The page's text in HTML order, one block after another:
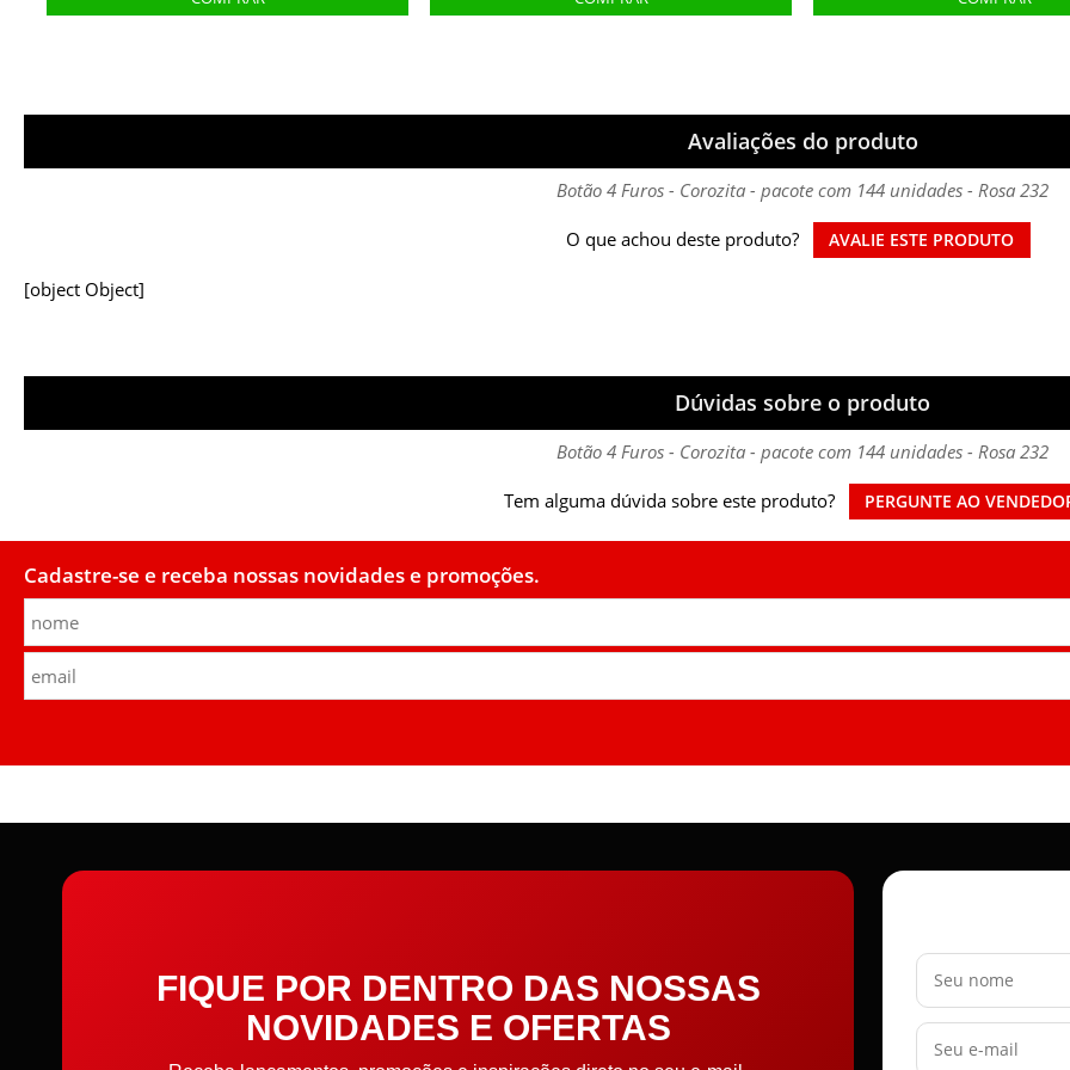
Avaliações do produto
Botão 4 Furos - Corozita - pacote com 144 unidades - Rosa 232
O que achou deste produto? AVALIE ESTE PRODUTO
[object Object]
Dúvidas sobre o produto
Botão 4 Furos - Corozita - pacote com 144 unidades - Rosa 232
Tem alguma dúvida sobre este produto? PERGUNTE AO
Cadastre-se e receba nossas novidades e promoções.
FIQUE POR DENTRO DAS NOSSAS
NOVIDADES E OFERTAS
Seu nome
Seu e-mail